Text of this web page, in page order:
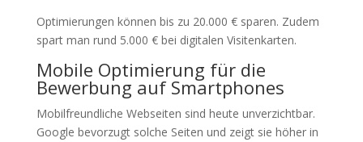
Optimierungen können bis zu 20.000 € sparen. Zudem
spart man rund 5.000 € bei digitalen Visitenkarten.
Mobile Optimierung für die
Bewerbung auf Smartphones
Mobilfreundliche Webseiten sind heute unverzichtbar.
Google bevorzugt solche Seiten und zeigt sie höher in